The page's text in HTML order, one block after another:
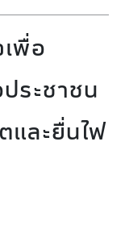
พื่อ
ระชาชน
และยื่นไฟ